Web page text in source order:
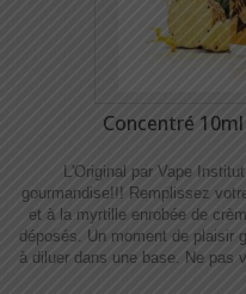
Concentré
L'Original par Vape
gourmandise!!! Remplissez
et à la myrtille enrobée de
déposés. Un moment de plaisir
à diluer dans une base. Ne pas